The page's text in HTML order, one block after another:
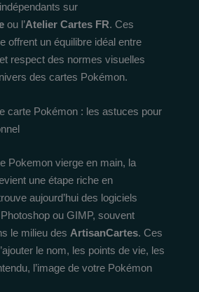
sur
ou l’Atelier Cartes FR. Ces
offrent un équilibre idéal entre
respect des normes visuelles
des cartes Pokémon.
carte Pokémon : les astuces pour
Pokemon vierge en main, la
une étape riche en
aujourd’hui des logiciels
ou GIMP, souvent
le milieu des ArtisanCartes. Ces
le nom, les points de vie, les
l’image de votre Pokémon